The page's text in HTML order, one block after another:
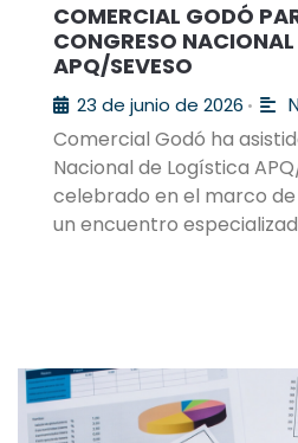
COMERCIAL GODÓ
CONGRESO
APQ/SEVESO
23 de junio de 2026 •
Comercial Godó ha
Nacional de Logística
celebrado en el marco de
un encuentro